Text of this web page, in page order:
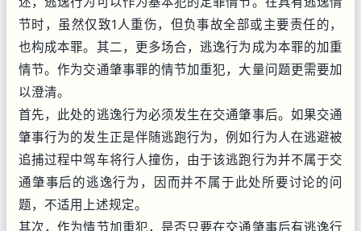
节时，虽然仅致1人重伤，但负事故全部或主要责任的，
也构成本罪。其二，更多场合，逃逸行为成为本罪的加重
情节。作为交通肇事罪的情节加重犯，大量问题更需要加
以澄清。
首先，此处的逃逸行为必须发生在交通肇事后。如果交通
肇事行为的发生正是伴随逃跑行为，例如行为人在逃避被
追捕过程中驾车将行人撞伤，由于该逃跑行为并不属于交
通肇事后的逃逸行为，因而并不属于此处所要讨论的问
题，不适用上述规定。
其次，作为情节加重犯，是否只要在交通肇事后有逃逸行